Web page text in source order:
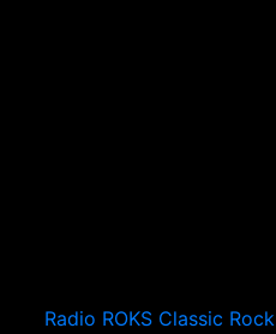
Radio ROKS Classic Rock